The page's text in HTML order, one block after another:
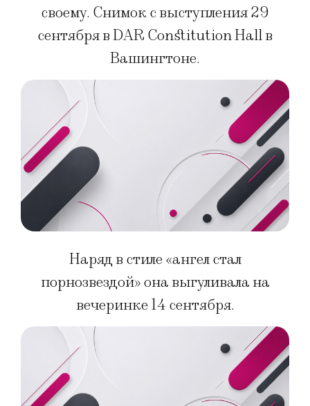
своему. Снимок с выступления 29
сентября в DAR Constitution Hall в
Вашингтоне.
Наряд в стиле «ангел стал
порнозвездой» она выгуливала на
вечеринке 14 сентября.